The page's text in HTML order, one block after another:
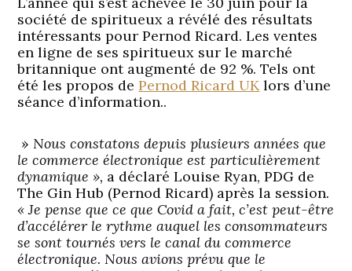
société de spiritueux a révélé des résultats
intéressants pour Pernod Ricard. Les ventes
en ligne de ses spiritueux sur le marché
britannique ont augmenté de 92 %. Tels ont
été les propos dePernod Ricard UKlors d’une
séance d’information..
»Nous constatons depuis plusieurs années que
le commerce électronique est particulièrement
dynamique », a déclaré Louise Ryan, PDG de
The Gin Hub (Pernod Ricard) après la session.
« Je pense que ce que Covid a fait, c’est peut-être
d’accélérer le rythme auquel les consommateurs
se sont tournés vers le canal du commerce
électronique. Nous avions prévu que le